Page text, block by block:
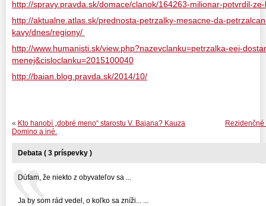
http://spravy.pravda.sk/domace/clanok/164263-milionar-potvrdil-
http://aktualne.atlas.sk/prednosta-petrzalky-mesacne-da-
kavy/dnes/regiony/
http://www.humanisti.sk/view.php?nazevclanku=petrzalka-eei-
menej&cisloclanku=2015100040
http://baian.blog.pravda.sk/2014/10/
« Kto hanobí „dobré meno“ starostu V. Bajana? Kauza
Domino a iné.
Debata ( 3 príspevky )
Dúfam, že niekto z obyvateľov sa ...
Ja by som rád vedel, o koľko sa zníži... ...